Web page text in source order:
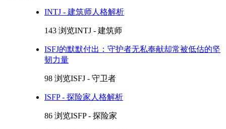
INTJ - 建筑师人格解析
143 浏览INTJ - 建筑师
ISFJ的默默付出：守护者无私奉献却常被低估的坚
韧力量
98 浏览ISFJ - 守卫者
ISFP - 探险家人格解析
86 浏览ISFP - 探险家